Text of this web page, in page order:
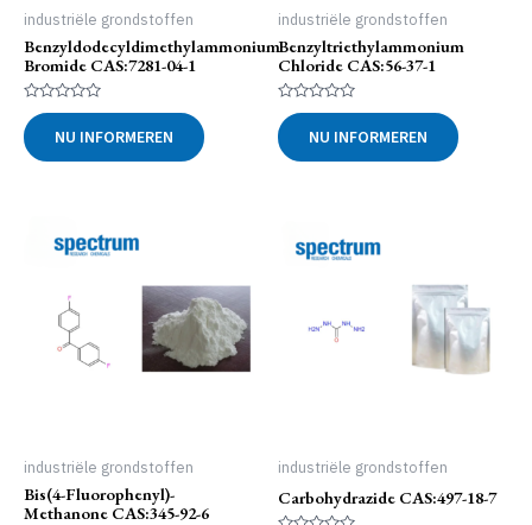
industriële grondstoffen
Benzyldodecyldimethylammonium
Bromide CAS:7281-04-1
Gewaardeerd
0
uit
5
NU INFORMEREN
industriële grondstoffen
Benzyltriethylammonium
Chloride CAS:56-37-1
Gewaardeerd
0
uit
5
NU INFORMEREN
industriële grondstoffen
Bis(4-Fluorophenyl)-
Methanone CAS:345-92-6
industriële grondstoffen
Carbohydrazide CAS:497-18-7